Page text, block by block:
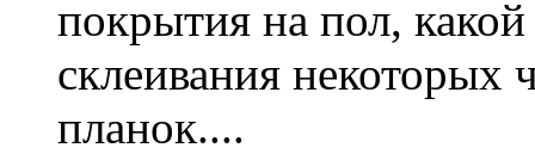
покрытия на пол,
склеивания некоторых
планок....